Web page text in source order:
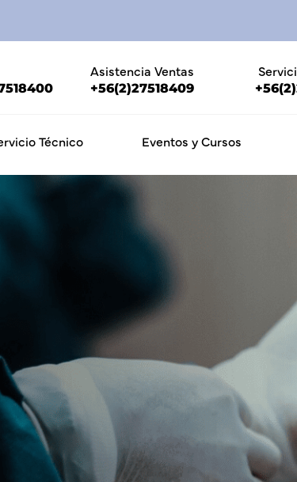
Asistencia Ventas
+56(2)27518409
Técnico Eventos y Cursos